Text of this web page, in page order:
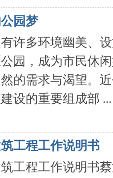
园梦
许多环境幽美、
园，成为市民休
的需求与渴望。
设的重要组成部 ...
工程工作说明书
工程工作说明书